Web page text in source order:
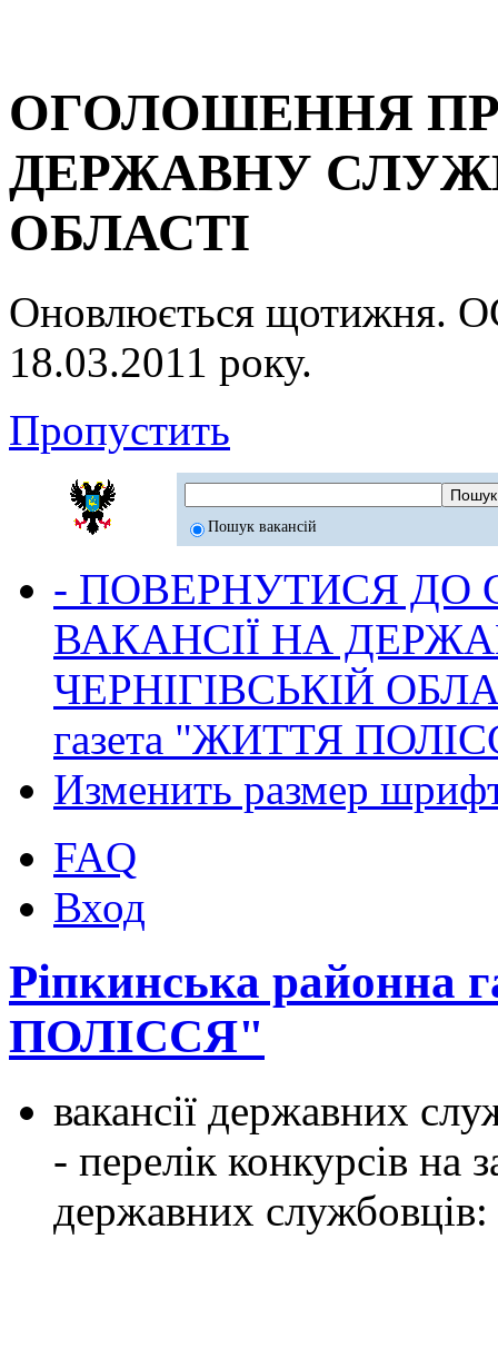
ОГОЛОШЕННЯ
ДЕРЖАВНУ
ОБЛАСТІ
Оновлюється
18.03.2011 року.
Пропустить
Пошук вакансій
- ПОВЕРНУТИСЯ ДО
ВАКАНСІЇ НА
ЧЕРНІГІВСЬКІЙ
газета "ЖИТТЯ
Изменить размер
FAQ
Вход
Ріпкинська
ПОЛІССЯ"
вакансії державних
- перелік конкурсів на
державних службовців: